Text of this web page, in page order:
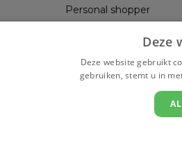
Personal shopper
Review schrijvenDeze
Deze website gebruikt
gebruiken, stemt u in